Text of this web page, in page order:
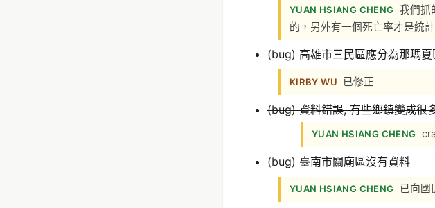
YUAN HSIANG CHENG 我們抓
的，另外有一個死亡率才是統
(bug) 高雄市三民區應分為那瑪夏
KIRBY WU 已修正
(bug) 資料錯誤, 有些鄉鎮變成很
YUAN HSIANG CHENG
(bug) 臺南市關廟區沒有資料
YUAN HSIANG CHENG 已向國